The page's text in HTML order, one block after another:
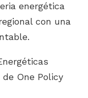
energética
con una
One Policy